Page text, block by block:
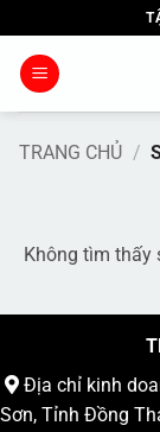
qua
nội
TRANG CHỦ /
Không tìm thấy
Địa chỉ kinh
Sơn, Tỉnh Đồng